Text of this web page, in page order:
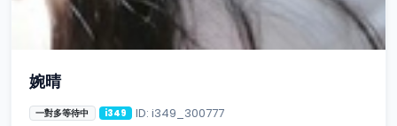
婉晴
一對多等待中 i349 ID: i349_300777